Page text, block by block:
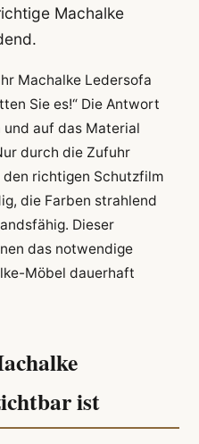
Machalke
Machalke Ledersofa
Sie es!“ Die Antwort
und auf das Material
durch die Zufuhr
richtigen Schutzfilm
die Farben strahlend
Dieser
das notwendige
Möbel dauerhaft
ist